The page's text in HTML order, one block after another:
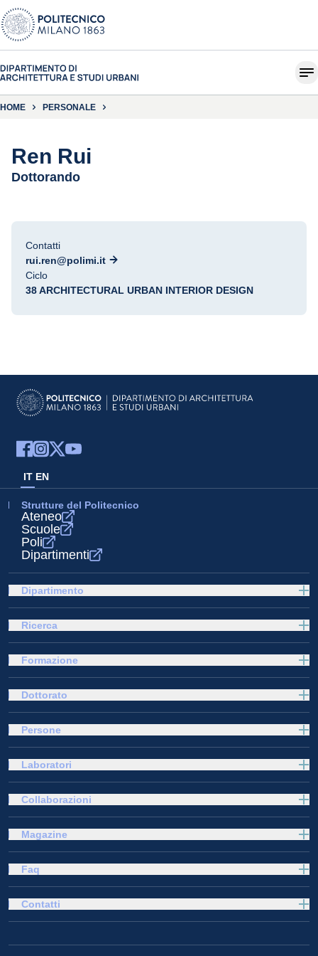
HOME PERSONALE
Ren Rui
Dottorando
Contatti
rui.ren@polimi.it
Ciclo
38 ARCHITECTURAL URBAN INTERIOR DESIGN
IT EN
Strutture del Politecnico
Ateneo
Scuole
Poli
Dipartimenti
Dipartimento
Ricerca
Formazione
Dottorato
Persone
Laboratori
Collaborazioni
Magazine
Faq
Contatti